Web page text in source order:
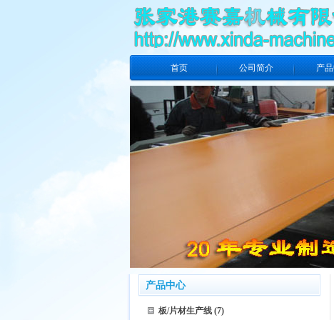
首页 公司简介 产
产品中心
板/片材生产线(7)